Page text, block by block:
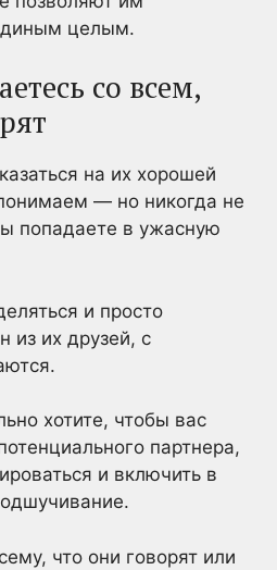
целым.
со всем,
на их хорошей
— но никогда не
попадаете в ужасную
и просто
из их друзей, с
хотите, чтобы вас
партнера,
и включить в
что они говорят или